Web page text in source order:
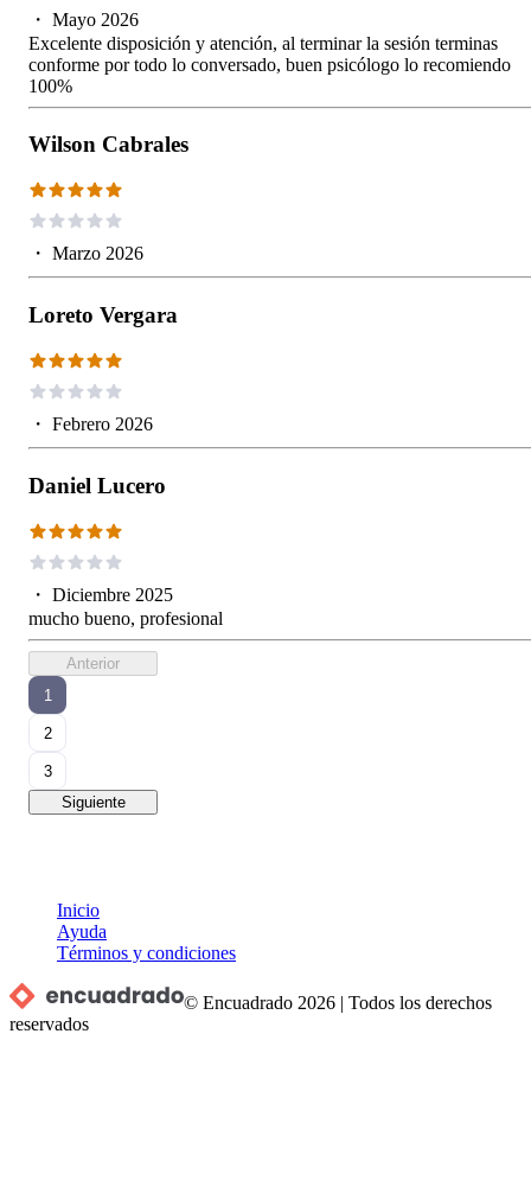
・ Mayo 2026
Excelente disposición y atención, al terminar la sesión terminas
conforme por todo lo conversado, buen psicólogo lo recomiendo
100%
Wilson Cabrales
・ Marzo 2026
Loreto Vergara
・ Febrero 2026
Daniel Lucero
・ Diciembre 2025
mucho bueno, profesional
Anterior
1
2
3
Siguiente
Inicio
Ayuda
Términos y condiciones
© Encuadrado 2026 |Todos los derechos
reservados